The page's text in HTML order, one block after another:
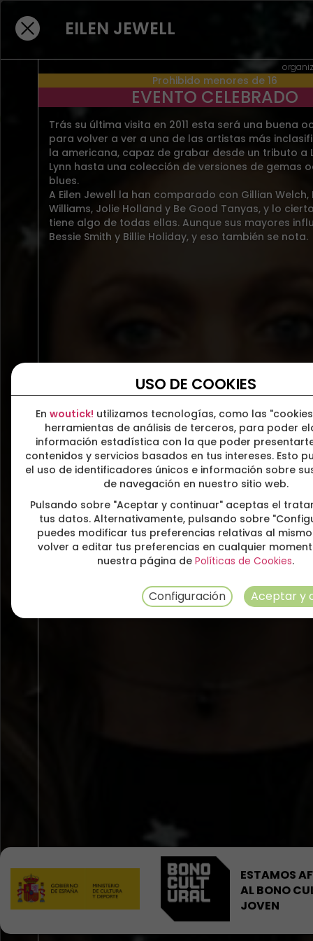
EILEN JEWELL
Prohibido menores de 16
EVENTO CELEBRADO
Trás su última visita en 2011 esta será una buena
para volver a ver a una de las artistas más
la americana, capaz de grabar desde un tributo a
Lynn hasta una colección de versiones de gemas
blues.
A Eilen Jewell la han comparado con Gillian Welch,
Williams, Jolie Holland y Be Good Tanyas, y lo
tiene algo de todas ellas. Aunque sus mayores
Bessie Smith y Billie Holiday, y eso también se nota.
ESTAMOS
AL BONO
JOVEN
USO DE COOKIES
En woutick! utilizamos tecnologías, como las
herramientas de análisis de terceros, para poder
información estadística con la que poder
contenidos y servicios basados en tus intereses. Esto
el uso de identificadores únicos e información sobre
de navegación en nuestro sitio web.
Pulsando sobre "Aceptar y continuar" aceptas el
tus datos. Alternativamente, pulsando sobre
puedes modificar tus preferencias relativas al
volver a editar tus preferencias en cualquier
nuestra página de Políticas de Cookies.
Configuración Aceptar y
NO HAY RESULTADOS PARA
JEWELL" EN EVENTOS
BUSCAR EN EVENTOS EN STREAMING